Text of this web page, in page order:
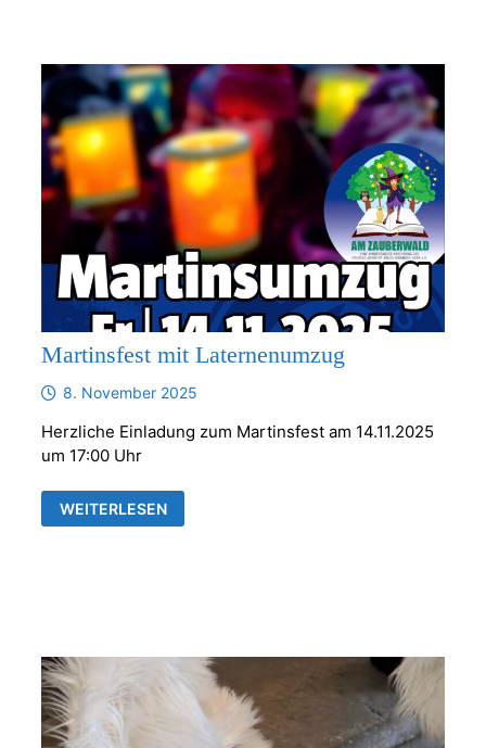
Martinsfest mit Laternenumzug
8. November 2025
Herzliche Einladung zum Martinsfest am 14.11.2025
um 17:00 Uhr
MARTINSFEST
MIT
WEITERLESEN